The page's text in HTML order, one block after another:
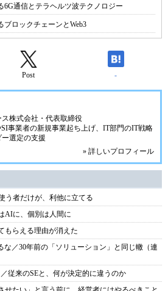
6G通信とテラヘルツ波テクノロジー
ブロックチェーンとWeb3
Post -
株式会社 ・代表取締役
事業者の新規事業起ち上げ、IT部門のIT戦略
選定の支援
» 詳しいプロフィール
う者だけが、利他に立てる
AIに、個別は人間に
もらえる理由が消えた
な／30年前の「ソリューション」と同じ轍（連
従来のSEと、何が決定的に違うのか